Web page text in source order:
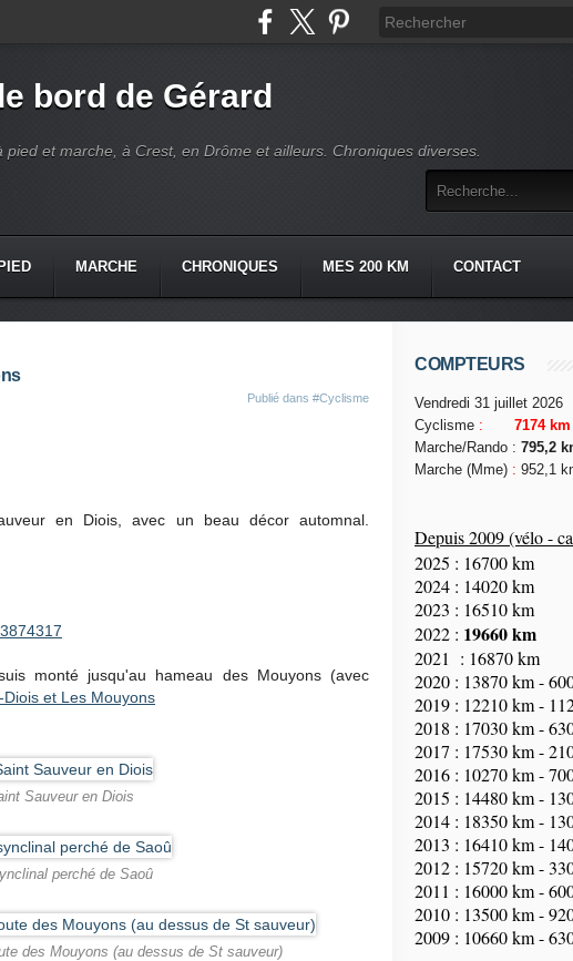
bord de Gérard
pied et marche, à Crest, en Drôme et ailleurs. Chroniques diverses.
MARCHE CHRONIQUES MES 200 KM CONTACT
Publié dans #Cyclisme
en Diois, avec un beau décor automnal.
monté jusqu'au hameau des Mouyons (avec
et Les Mouyons
Sauveur en Diois
perché de Saoû
des Mouyons (au dessus de St sauveur)
COMPTEURS
Vendredi 31 juillet 2026
Cyclisme : 7174 km
Marche/Rando : 795,2
Marche (Mme) : 952,1
Depuis 2009 (vélo -
2025 : 16700 km
2024 : 14020 km
2023 : 16510 km
2022 : 19660 km
2021 : 16870 km
2020 : 13870 km -
2019 : 12210 km -
2018 : 17030 km -
2017 : 17530 km -
2016 : 10270 km -
2015 : 14480 km -
2014 : 18350km-
2013 : 16410 km -
2012 : 15720 km -
2011 : 16000 km -
2010 : 13500 km -
2009 : 10660 km -